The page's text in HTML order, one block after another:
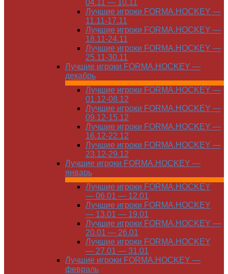
04.11 — 10.11
Лучшие игроки FORMA.HOCKEY —
11.11-17.11
Лучшие игроки FORMA.HOCKEY —
18.11-24.11
Лучшие игроки FORMA.HOCKEY —
25.11-30.11
Лучшие игроки FORMA.HOCKEY —
декабрь
Лучшие игроки FORMA.HOCKEY —
01.12-08.12
Лучшие игроки FORMA.HOCKEY —
09.12-15.12
Лучшие игроки FORMA.HOCKEY —
16.12-22.12
Лучшие игроки FORMA.HOCKEY —
23.12-29.12
Лучшие игроки FORMA.HOCKEY —
январь
Лучшие игроки FORMA.HOCKEY
— 06.01 — 12.01
Лучшие игроки FORMA.HOCKEY
— 13.01 — 19.01
Лучшие игроки FORMA.HOCKEY —
20.01 — 26.01
Лучшие игроки FORMA.HOCKEY
— 27.01 — 31.01
Лучшие игроки FORMA.HOCKEY —
февраль